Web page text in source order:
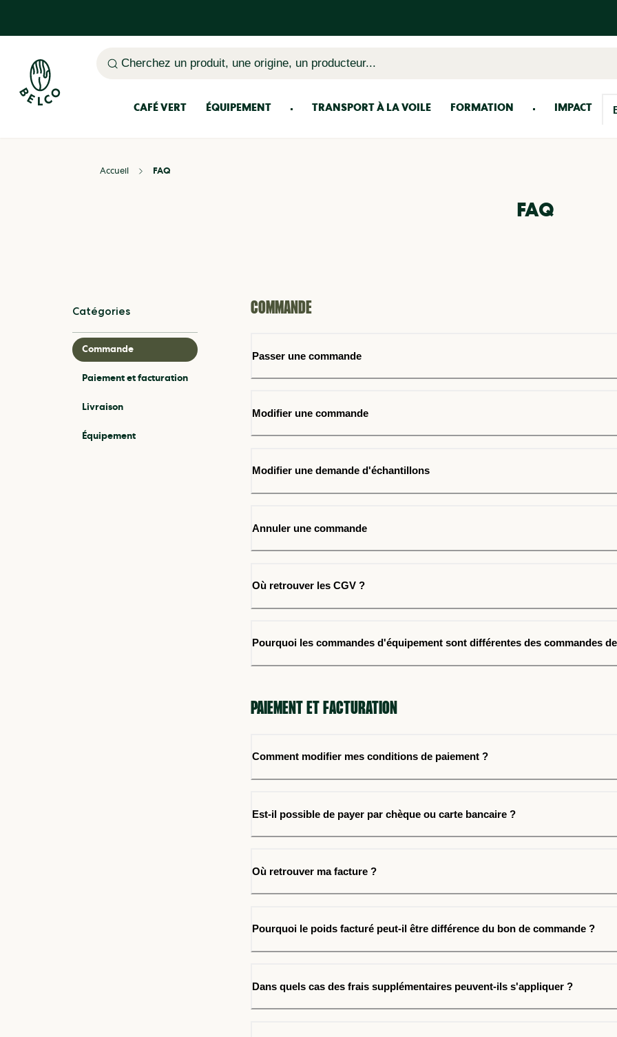
Cherchez un produit, une origine, un producteur...
CAFÉ VERT ÉQUIPEMENT TRANSPORT À LA VOILE FORMATION IMPACT
Accueil FAQ
FAQ
Catégories
Commande
Paiement et facturation
Livraison
Équipement
COMMANDE
Passer une commande
Modifier une commande
Modifier une demande d'échantillons
Annuler une commande
Où retrouver les CGV ?
Pourquoi les commandes d'équipement sont différentes des commandes
PAIEMENT ET FACTURATION
Comment modifier mes conditions de paiement ?
Est-il possible de payer par chèque ou carte bancaire ?
Où retrouver ma facture ?
Pourquoi le poids facturé peut-il être différence du bon de commande ?
Dans quels cas des frais supplémentaires peuvent-ils s'appliquer ?